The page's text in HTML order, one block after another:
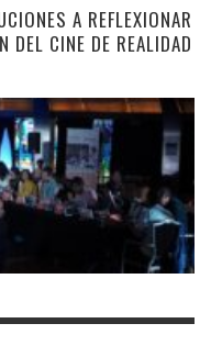
A REFLEXIONAR
DEL CINE DE REALIDAD